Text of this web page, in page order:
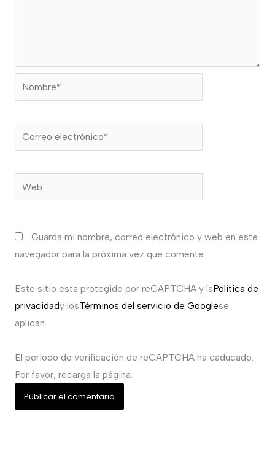
Nombre*
Correo
electrónico*
Web
Guarda mi nombre, correo electrónico y web en este
navegador para la próxima vez que comente.
Este sitio esta protegido por reCAPTCHA y laPolítica de
privacidady losTérminos del servicio de Googlese
aplican.
El periodo de verificación de reCAPTCHA ha caducado.
Por favor, recarga la página.